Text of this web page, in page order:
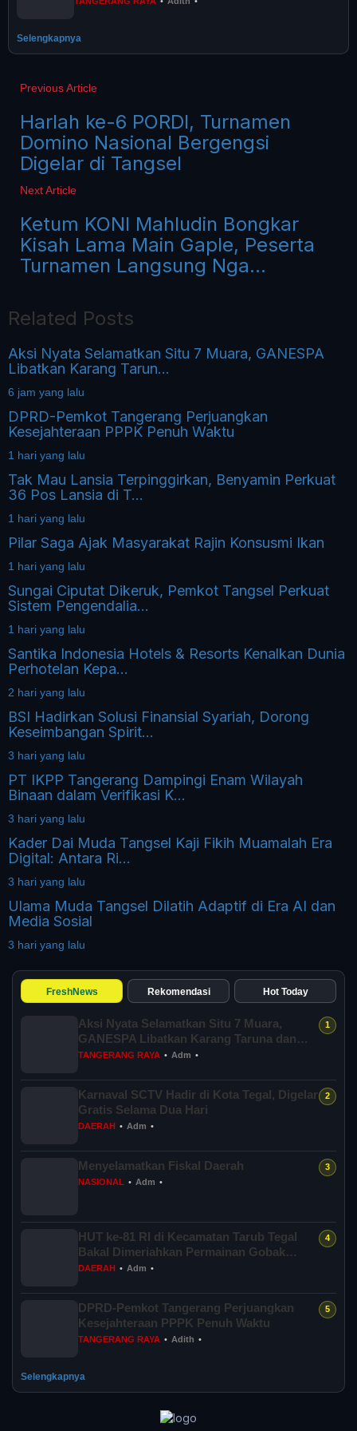
Selengkapnya
Previous Article
Harlah ke-6 PORDI, Turnamen
Domino Nasional Bergengsi
Digelar di Tangsel
Next Article
Ketum KONI Mahludin Bongkar
Kisah Lama Main Gaple, Peserta
Turnamen Langsung Nga...
Related Posts
Aksi Nyata Selamatkan Situ 7 Muara, GANESPA
Libatkan Karang Tarun...
6 jam yang lalu
DPRD-Pemkot Tangerang Perjuangkan
Kesejahteraan PPPK Penuh Waktu
1 hari yang lalu
Tak Mau Lansia Terpinggirkan, Benyamin Perkuat
36 Pos Lansia di T...
1 hari yang lalu
Pilar Saga Ajak Masyarakat Rajin Konsusmi Ikan
1 hari yang lalu
Sungai Ciputat Dikeruk, Pemkot Tangsel Perkuat
Sistem Pengendalia...
1 hari yang lalu
Santika Indonesia Hotels & Resorts Kenalkan Dunia
Perhotelan Kepa...
2 hari yang lalu
BSI Hadirkan Solusi Finansial Syariah, Dorong
Keseimbangan Spirit...
3 hari yang lalu
PT IKPP Tangerang Dampingi Enam Wilayah
Binaan dalam Verifikasi K...
3 hari yang lalu
Kader Dai Muda Tangsel Kaji Fikih Muamalah Era
Digital: Antara Ri...
3 hari yang lalu
Ulama Muda Tangsel Dilatih Adaptif di Era AI dan
Media Sosial
3 hari yang lalu
FreshNews Rekomendasi Hot Today
Aksi Nyata Selamatkan Situ 7 Muara,
GANESPA Libatkan Karang Taruna dan
Komunitas
TANGERANG RAYA • Adm •
Karnaval SCTV Hadir di Kota Tegal, Digelar
Gratis Selama Dua Hari
DAERAH • Adm •
Menyelamatkan Fiskal Daerah
NASIONAL • Adm •
HUT ke-81 RI di Kecamatan Tarub Tegal
Bakal Dimeriahkan Permainan Gobak
Sodor
DAERAH • Adm •
DPRD-Pemkot Tangerang Perjuangkan
Kesejahteraan PPPK Penuh Waktu
TANGERANG RAYA • Adith •
Selengkapnya